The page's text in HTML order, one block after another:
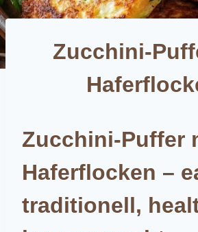
Zucchini-
Zucchini-Puffer
Haferflocken –
traditionell,